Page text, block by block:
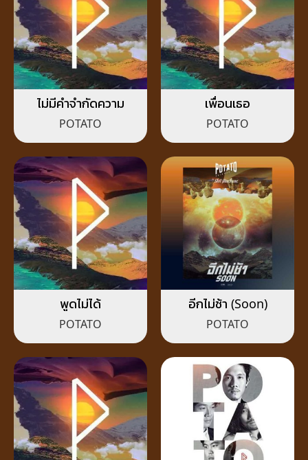
ไม่มีคำจำกัดความ
POTATO
เพื่อนเธอ
POTATO
พูดไม่ได้
POTATO
อีกไม่ช้า (Soon)
POTATO